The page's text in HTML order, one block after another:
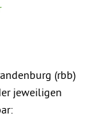
(rbb)
jeweiligen